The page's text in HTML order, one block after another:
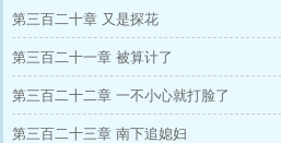
第三百二十章 又是探花
第三百二十一章 被算计了
第三百二十二章 一不小心就打脸了
第三百二十三章 南下追媳妇